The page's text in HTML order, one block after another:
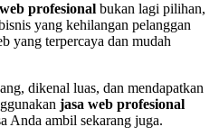
web profesional bukan lagi pilihan,
yang kehilangan pelanggan
yang terpercaya dan mudah
dikenal luas, dan mendapatkan
jasa web profesional
Anda ambil sekarang juga.